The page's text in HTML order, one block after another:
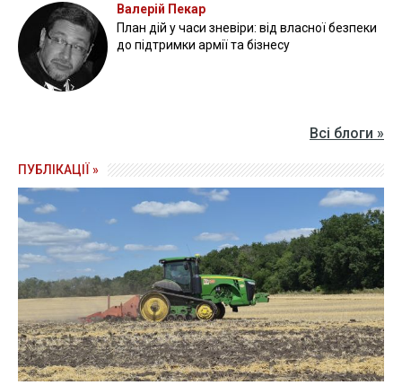
Валерій Пекар
План дій у часи зневіри: від власної безпеки
до підтримки армії та бізнесу
Всі блоги »
ПУБЛІКАЦІЇ »